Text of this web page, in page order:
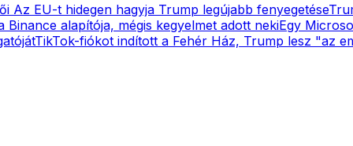
Az EU-t hidegen hagyja Trump legújabb fenyegetése
alapítója, mégis kegyelmet adott nekiEgy
TikTok-fiókot indított a Fehér Ház, Trump lesz "az